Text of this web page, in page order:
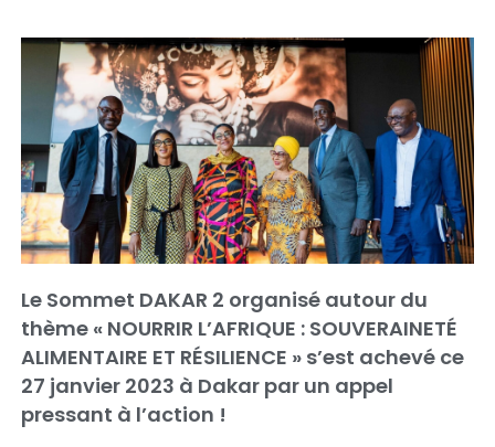
Le Sommet DAKAR 2 organisé autour du
thème « NOURRIR L’AFRIQUE : SOUVERAINETÉ
ALIMENTAIRE ET RÉSILIENCE » s’est achevé ce
27 janvier 2023 à Dakar par un appel
pressant à l’action !